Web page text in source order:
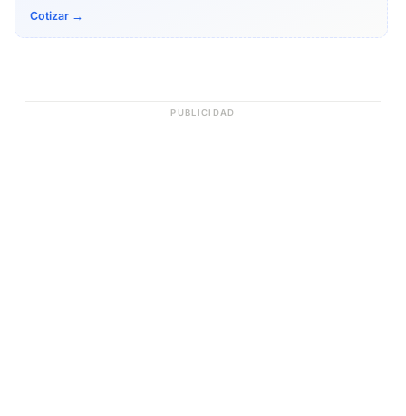
Cotizar →
PUBLICIDAD